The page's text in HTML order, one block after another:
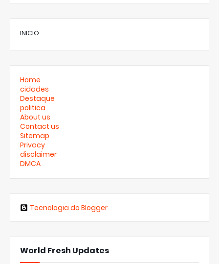
INICIO
Home
cidades
Destaque
politica
About us
Contact us
Sitemap
Privacy
disclaimer
DMCA
Tecnologia do Blogger
World Fresh Updates